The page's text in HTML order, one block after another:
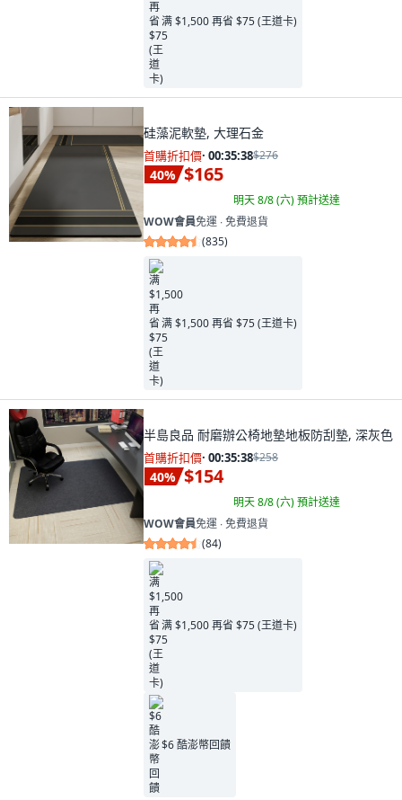
满 $1,500 再省 $75 (王道卡)
硅藻泥軟墊, 大理石金
首購折扣價· 00:35:37$276
40% $165
明天 8/8 (六)預計送達
WOW會員免運 ∙ 免費退貨
(835)
满 $1,500 再省 $75 (王道卡)
半島良品 耐磨辦公椅地墊地板防刮墊, 深灰色
首購折扣價· 00:35:37$258
40% $154
明天 8/8 (六)預計送達
WOW會員免運 ∙ 免費退貨
(84)
满 $1,500 再省 $75 (王道卡)
$6 酷澎幣回饋